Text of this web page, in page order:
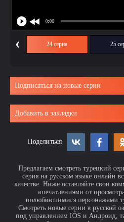
‹ 24 серия 25
Подписаться на новые серии
Добавить в закладки
Поделиться
Предлагаем смотреть турецкий
серия на русском языке онлайн
качестве. Ниже оставляйте свои
впечатлениями от
полюбившимися персонажами
Смотреть новые серии в русской
под управлением IOS и Андроид,